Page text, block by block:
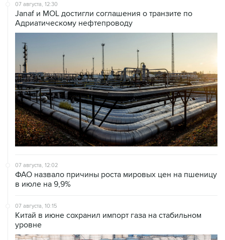
07 августа, 12:30
Janaf и MOL достигли соглашения о транзите по
Адриатическому нефтепроводу
07 августа, 12:02
ФАО назвало причины роста мировых цен на пшеницу
в июле на 9,9%
07 августа, 10:15
Китай в июне сохранил импорт газа на стабильном
уровне